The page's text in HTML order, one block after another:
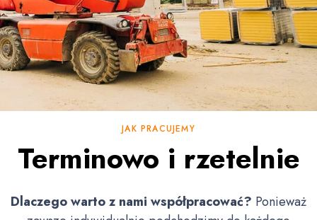
JAK PRACUJEMY
Terminowo i rzetelnie
Dlaczego warto z nami współpracować? Ponieważ